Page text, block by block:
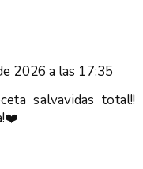
2026 a las 17:35
salvavidas total!!